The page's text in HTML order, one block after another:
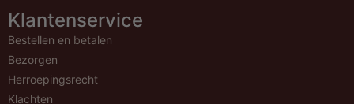
Klantenservice
Bestellen en betalen
Bezorgen
Herroepingsrecht
Klachten